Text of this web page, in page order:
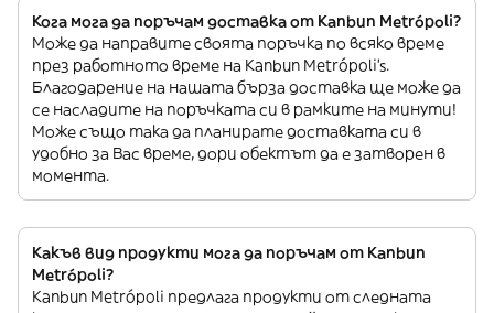
Кога мога да поръчам доставка от Kanbun Metrópoli?
Може да направите своята поръчка по всяко време
през работното време на Kanbun Metrópoli’s.
Благодарение на нашата бърза доставка ще може да
се насладите на поръчката си в рамките на минути!
Може също така да планирате доставката си в
удобно за Вас време, дори обектът да е затворен в
момента.
Какъв вид продукти мога да поръчам от Kanbun
Metrópoli?
Kanbun Metrópoli предлага продукти от следната